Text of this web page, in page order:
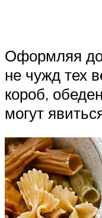
Оформляя
не чужд тех
короб,
могут